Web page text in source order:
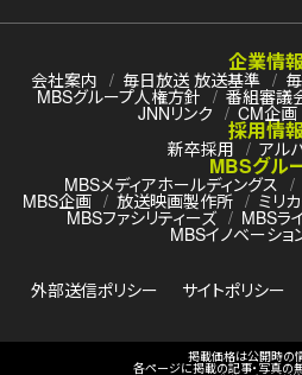
企業情
会社案内 毎日放送 放送基準
MBSグループ人権方針 番組審議
JNNリンク CM企画
採用情
新卒採用 アル
MBSグル
MBSメディアホールディングス
MBS企画 放送映画製作所 ミリ
MBSファシリティーズ MBSラ
MBSイノベーショ
外部送信ポリシー サイトポリシー
掲載価格は公開時の
各ページに掲載の記事・写真の